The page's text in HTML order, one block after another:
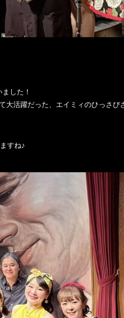
した！
活躍だった、エイミィのひっさび
すね♪